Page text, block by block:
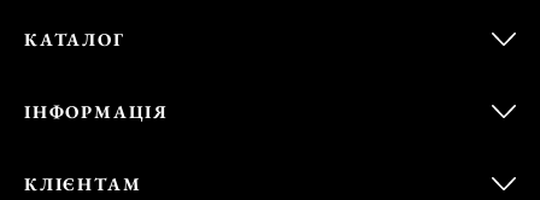
КАТАЛОГ
ІНФОРМАЦІЯ
КЛІЄНТАМ